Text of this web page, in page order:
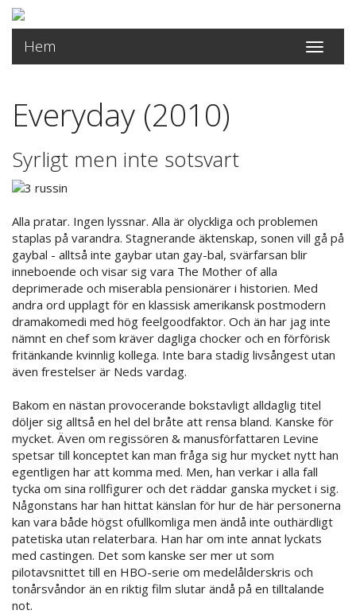
Toggle
Hem
Everyday (2010)
Syrligt men inte sotsvart
Alla pratar. Ingen lyssnar. Alla är olyckliga och problemen
staplas på varandra. Stagnerande äktenskap, sonen vill gå på
gaybal - alltså inte gaybar utan gay-bal, svärfarsan blir
inneboende och visar sig vara The Mother of alla
deprimerade och miserabla pensionärer i historien. Med
andra ord upplagt för en klassisk amerikansk postmodern
dramakomedi med hög feelgoodfaktor. Och än har jag inte
nämnt en chef som kräver dagliga chocker och en förförisk
fritänkande kvinnlig kollega. Inte bara stadig livsångest utan
även frestelser är Neds vardag.
Bakom en nästan provocerande bokstavligt alldaglig titel
döljer sig alltså en hel del bråte att rensa bland. Kanske för
mycket. Även om regissören & manusförfattaren Levine
spetsar till konceptet kan man fråga sig hur mycket nytt han
egentligen har att komma med. Men, han verkar i alla fall
tycka om sina rollfigurer och det räddar ganska mycket i sig.
Någonstans har han hittat känslan för hur de här personerna
kan vara både högst ofullkomliga men ändå inte outhärdligt
patetiska utan relaterbara. Han har om inte annat lyckats
med castingen. Det som kanske ser mer ut som
pilotavsnittet till en HBO-serie om medelålderskris och
tonårsvåndor än en riktig film slutar ändå på en tilltalande
not.